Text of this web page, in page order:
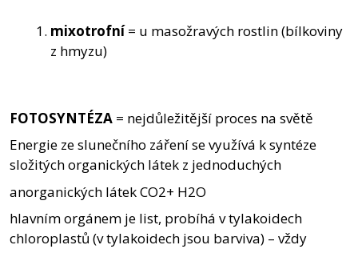
mixotrofní= u masožravých rostlin (bílkoviny
z hmyzu)
FOTOSYNTÉZA = nejdůležitější proces na světě
Energie ze slunečního záření se využívá k syntéze
složitých organických látek z jednoduchých
anorganických látek CO2+ H2O
hlavním orgánem je list, probíhá v tylakoidech
chloroplastů (v tylakoidech jsou barviva) – vždy